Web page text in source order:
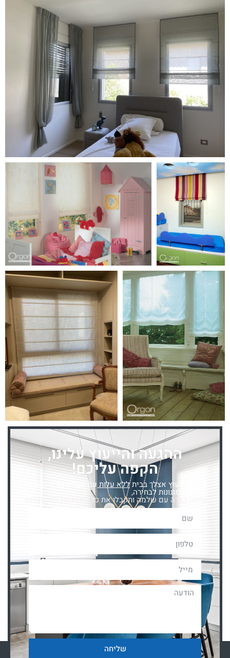
ההגעה והייעוץ עלינו,
הקפה עליכם!
פגישת ייעוץ אצלך בביתללא עלותעם קטלוג בדים ומגוון
רחב של סגנונות לבחירה,
שיחה קצרה עם שלמה ותקבלו את כל התשובות שחיפשתם.
שליחה